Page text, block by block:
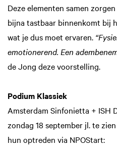
Deze elementen samen
bijna tastbaar binnenkomt bij
wat je dus moet ervaren.
emotionerend. Een
de Jong deze voorstelling.
Podium Klassiek
Amsterdam Sinfonietta + ISH
zondag 18 september jl. te
hun optreden via NPOStart: